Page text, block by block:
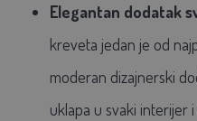
Elegantan dodatak
kreveta jedan je od
moderan dizajnerski
uklapa u svaki interijer